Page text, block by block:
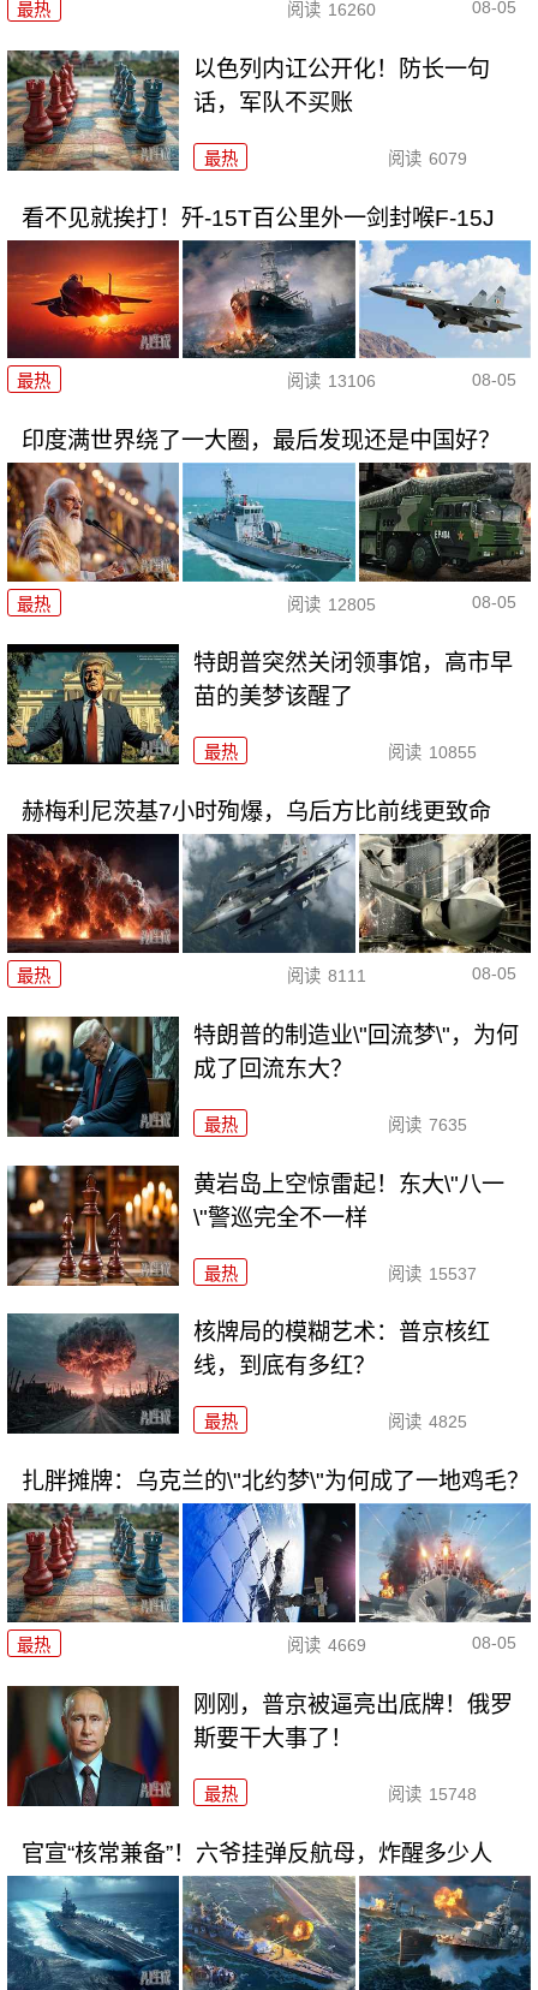
最热 阅读 16260 08-05
以色列内讧公开化！防长一句
话，军队不买账
最热 阅读 6079
看不见就挨打！歼-15T百公里外一剑封喉F-15J
最热 阅读 13106 08-05
印度满世界绕了一大圈，最后发现还是中国好？
最热 阅读 12805 08-05
特朗普突然关闭领事馆，高市早
苗的美梦该醒了
最热 阅读 10855
赫梅利尼茨基7小时殉爆，乌后方比前线更致命
最热 阅读 8111 08-05
特朗普的制造业\"回流梦\"，为何
成了回流东大？
最热 阅读 7635
黄岩岛上空惊雷起！东大\"八一
\"警巡完全不一样
最热 阅读 15537
核牌局的模糊艺术：普京核红
线，到底有多红？
最热 阅读 4825
扎胖摊牌：乌克兰的\"北约梦\"为何成了一地鸡毛？
最热 阅读 4669 08-05
刚刚，普京被逼亮出底牌！俄罗
斯要干大事了！
最热 阅读 15748
官宣“核常兼备”！六爷挂弹反航母，炸醒多少人